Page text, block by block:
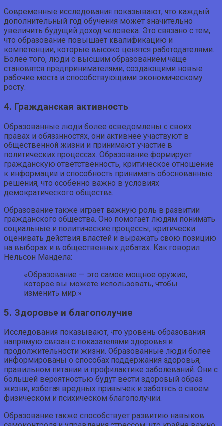
Современные исследования показывают, что каждый
дополнительный год обучения может значительно
увеличить будущий доход человека. Это связано с тем,
что образование повышает квалификацию и
компетенции, которые высоко ценятся работодателями.
Более того, люди с высшим образованием чаще
становятся предпринимателями, создающими новые
рабочие места и способствующими экономическому
росту.
4. Гражданская активность
Образованные люди более осведомлены о своих
правах и обязанностях, они активнее участвуют в
общественной жизни и принимают участие в
политических процессах. Образование формирует
гражданскую ответственность, критическое отношение
к информации и способность принимать обоснованные
решения, что особенно важно в условиях
демократического общества.
Образование также играет важную роль в развитии
гражданского общества. Оно помогает людям понимать
социальные и политические процессы, критически
оценивать действия властей и выражать свою позицию
на выборах и в общественных дебатах. Как говорил
Нельсон Мандела:
«Образование — это самое мощное оружие,
которое вы можете использовать, чтобы
изменить мир.»
5. Здоровье и благополучие
Исследования показывают, что уровень образования
напрямую связан с показателями здоровья и
продолжительности жизни. Образованные люди более
информированы о способах поддержания здоровья,
правильном питании и профилактике заболеваний. Они с
большей вероятностью будут вести здоровый образ
жизни, избегая вредных привычек и заботясь о своем
физическом и психическом благополучии.
Образование также способствует развитию навыков